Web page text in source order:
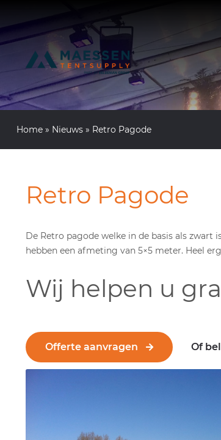
Home» Nieuws» Retro Pagode
Retro Pagode
De Retro pagode welke in de basis als zwart
hebben een afmeting van 5×5 meter. Heel
Wij helpen u
Offerte aanvragen Of bel